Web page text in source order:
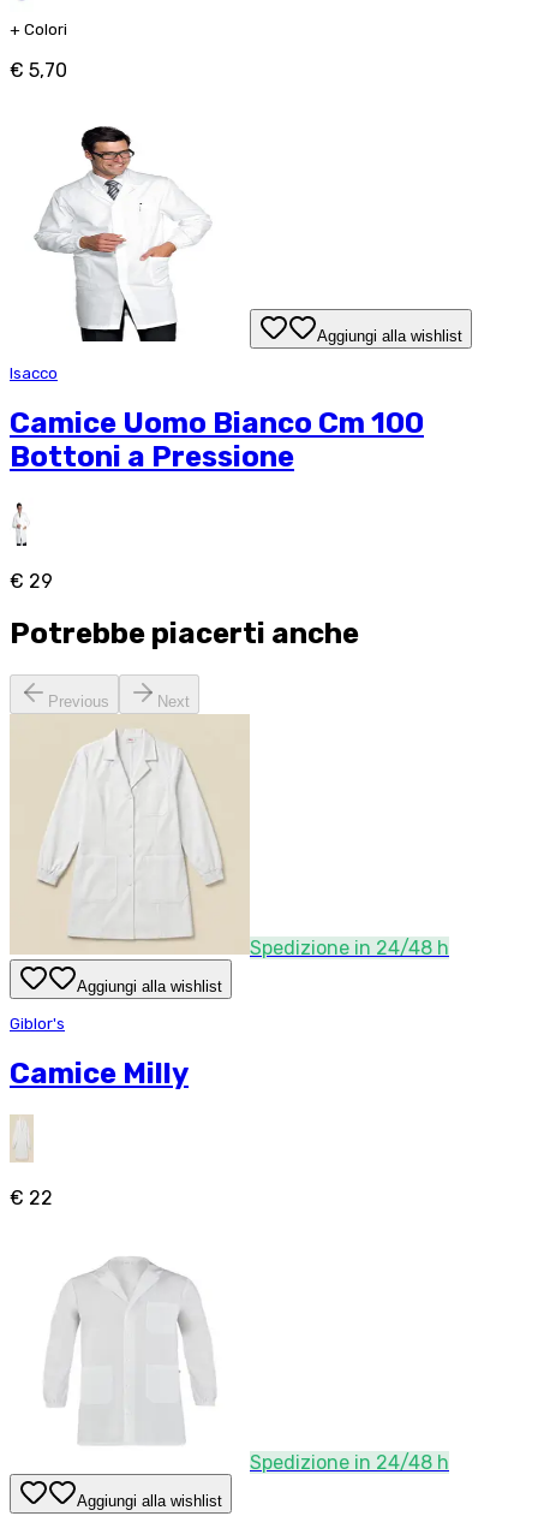
+ Colori
€ 5,70
Aggiungi alla wishlist
Isacco
Camice Uomo Bianco Cm 100
Bottoni a Pressione
€ 29
Potrebbe piacerti anche
Previous Next
Spedizione in 24/48 h
Aggiungi alla wishlist
Giblor's
Camice Milly
€ 22
Spedizione in 24/48 h
Aggiungi alla wishlist